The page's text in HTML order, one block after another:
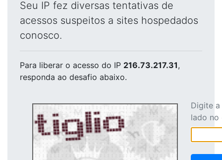
Seu IP fez diversas tentativas de
acessos suspeitos a sites hospedados
conosco.
Para liberar o acesso do IP 216.73.217.31,
responda ao desafio abaixo.
Digite
lado no